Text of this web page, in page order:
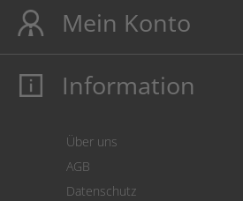
Mein Konto
Mein Konto
Information
Über uns
AGB
Datenschutz